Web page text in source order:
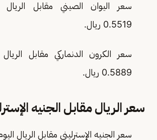
سعر اليوان الصيني مقابل الريال
0.5519 ريال.
سعر الكرون الدنماركي مقابل
0.5889 ريال.
سعر الريال مقابل الجنيه
سعر الجنيه الإسترليني مقابل الريال اليوم 5.0709